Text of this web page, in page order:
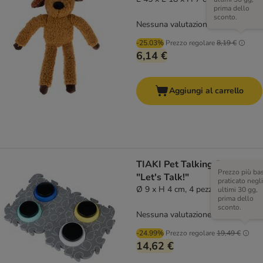
-25.03% Prezzo regolare8,19 €
prima dello
sconto.
6,14 €
Nessuna valutazione
Aggiungi al carrello
TIAKI Pet Talking Buttons
"Let's Talk!"
Ø 9 x H 4 cm, 4 pezzi
-24.99% Prezzo regolare19,49 €
Prezzo più
praticato negli
ultimi 30 gg,
prima dello
sconto.
14,62 €
Nessuna valutazione